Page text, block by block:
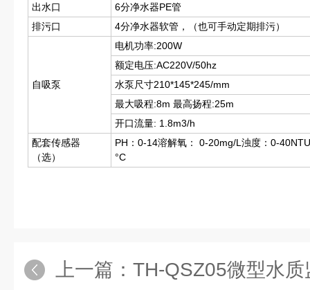
出水口
6分净水器PE管
排污口
4分净水器软管，（也可手动定期排污）
自吸泵
电机功率:200W
额定电压:AC220V/50hz
水泵尺寸210*145*245/mm
最大吸程:8m 最高扬程:25m
开口流量: 1.8m3/h
配套传感器
（选）
PH：0-14溶解氧： 0-20mg/L浊度：0-
°C
上一篇： TH-QSZ05微型水质